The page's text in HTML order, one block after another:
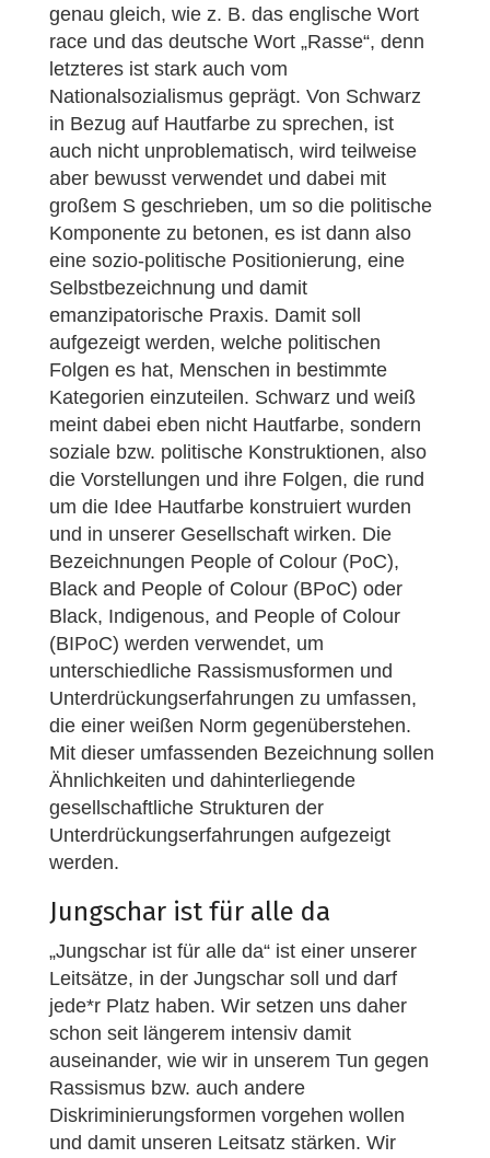
genau gleich, wie z. B. das englische Wort
race und das deutsche Wort „Rasse“, denn
letzteres ist stark auch vom
Nationalsozialismus geprägt. Von Schwarz
in Bezug auf Hautfarbe zu sprechen, ist
auch nicht unproblematisch, wird teilweise
aber bewusst verwendet und dabei mit
großem S geschrieben, um so die politische
Komponente zu betonen, es ist dann also
eine sozio-politische Positionierung, eine
Selbstbezeichnung und damit
emanzipatorische Praxis. Damit soll
aufgezeigt werden, welche politischen
Folgen es hat, Menschen in bestimmte
Kategorien einzuteilen. Schwarz und weiß
meint dabei eben nicht Hautfarbe, sondern
soziale bzw. politische Konstruktionen, also
die Vorstellungen und ihre Folgen, die rund
um die Idee Hautfarbe konstruiert wurden
und in unserer Gesellschaft wirken. Die
Bezeichnungen People of Colour (PoC),
Black and People of Colour (BPoC) oder
Black, Indigenous, and People of Colour
(BIPoC) werden verwendet, um
unterschiedliche Rassismusformen und
Unterdrückungserfahrungen zu umfassen,
die einer weißen Norm gegenüberstehen.
Mit dieser umfassenden Bezeichnung sollen
Ähnlichkeiten und dahinterliegende
gesellschaftliche Strukturen der
Unterdrückungserfahrungen aufgezeigt
werden.
Jungschar ist für alle da
„Jungschar ist für alle da“ ist einer unserer
Leitsätze, in der Jungschar soll und darf
jede*r Platz haben. Wir setzen uns daher
schon seit längerem intensiv damit
auseinander, wie wir in unserem Tun gegen
Rassismus bzw. auch andere
Diskriminierungsformen vorgehen wollen
und damit unseren Leitsatz stärken. Wir